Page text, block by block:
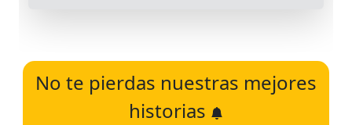
No te pierdas nuestras mejores
historias